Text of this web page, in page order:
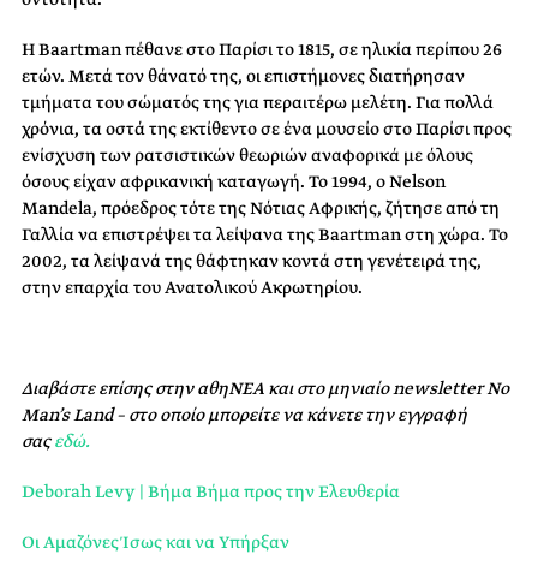
Η Baartman πέθανε στο Παρίσι το 1815, σε ηλικία περίπου 26
ετών. Μετά τον θάνατό της, οι επιστήμονες διατήρησαν
τμήματα του σώματός της για περαιτέρω μελέτη. Για πολλά
χρόνια, τα οστά της εκτίθεντο σε ένα μουσείο στο Παρίσι προς
ενίσχυση των ρατσιστικών θεωριών αναφορικά με όλους
όσους είχαν αφρικανική καταγωγή. Το 1994, ο Nelson
Mandela, πρόεδρος τότε της Νότιας Αφρικής, ζήτησε από τη
Γαλλία να επιστρέψει τα λείψανα της Baartman στη χώρα. Το
2002, τα λείψανά της θάφτηκαν κοντά στη γενέτειρά της,
στην επαρχία του Ανατολικού Ακρωτηρίου.
Διαβάστε επίσης στην αθηΝΕΑ και στο μηνιαίο newsletter No
Man’s Land – στο οποίο μπορείτε να κάνετε την εγγραφή
σαςεδώ.
Deborah Levy | Βήμα Βήμα προς την Ελευθερία
Οι Αμαζόνες Ίσως και να Υπήρξαν